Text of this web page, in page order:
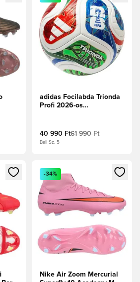
adidas Focilabda Trionda
Profi 2026-os
Blue/Hi-Res piros/Élénk
lime
40 990 Ft61 990 Ft
Ball Sz. 5
bejelentkezéshez vagy a tagként
Megnyit egy modált a
-34%
Nike Air Zoom Mercurial